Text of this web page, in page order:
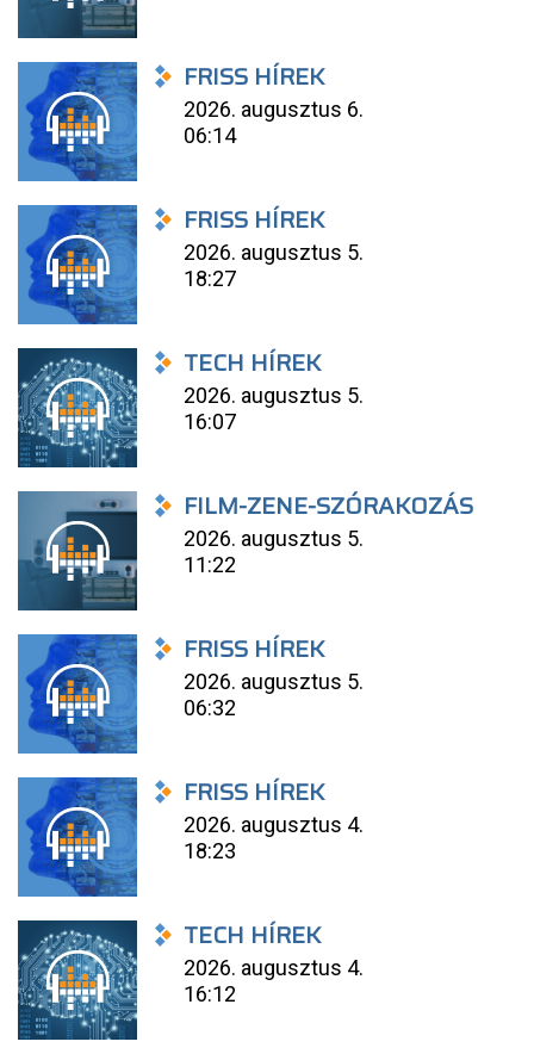
FRISS HÍREK
2026. augusztus 6.
06:14
FRISS HÍREK
2026. augusztus 5.
18:27
TECH HÍREK
2026. augusztus 5.
16:07
FILM-ZENE-SZÓRAKOZÁS
2026. augusztus 5.
11:22
FRISS HÍREK
2026. augusztus 5.
06:32
FRISS HÍREK
2026. augusztus 4.
18:23
TECH HÍREK
2026. augusztus 4.
16:12